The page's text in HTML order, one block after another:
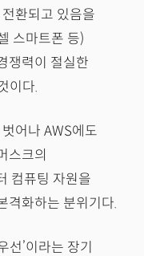
환되고 있음을
스마트폰 등)
쟁력이 절실한
이다.
어나 AWS에도
스크의
컴퓨팅 자원을
격화하는 분위기다.
’이라는 장기